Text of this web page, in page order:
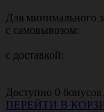
Для минимального
с самовывозом:
с доставкой:
Доступно 0 бонусов.
ПЕРЕЙТИ В